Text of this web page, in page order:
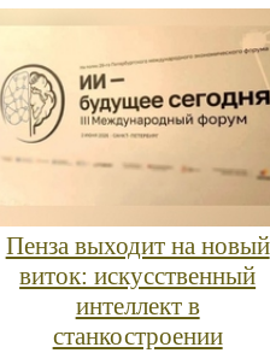
Пенза выходит на новый
виток: искусственный
интеллект в
станкостроении